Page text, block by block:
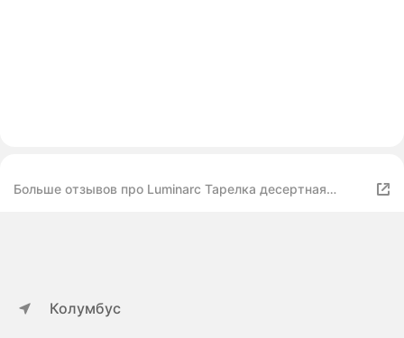
Больше отзывов про Luminarc Тарелка десертная
Колумбус